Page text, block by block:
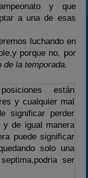
y que
a una de esas
luchando en
porque no, por
de la temporada.
están
y cualquier mal
significar perder
de igual manera
puede significar
solo una
ser